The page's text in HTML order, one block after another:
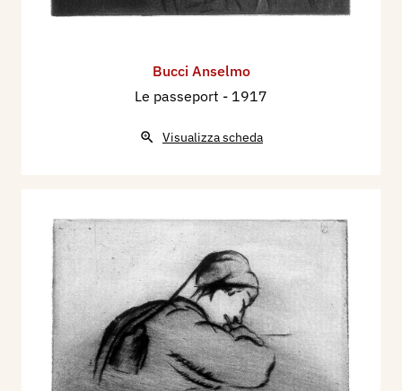
Bucci Anselmo
Le passeport - 1917
Visualizza scheda